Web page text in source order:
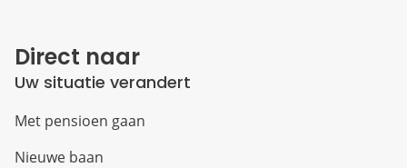
Direct naar
Uw situatie verandert
Met pensioen gaan
Nieuwe baan